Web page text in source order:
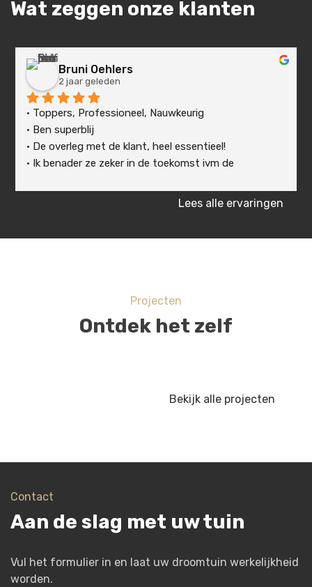
Wat zeggen onze klanten
Bruni Oehlers
2 jaar geleden
• Toppers, Professioneel, Nauwkeurig
• Ben superblij
• De overleg met de klant, heel essentieel!
• Ik benader ze zeker in de toekomst ivm de
Lees alle ervaringen
Projecten
Ontdek het zelf
Bekijk alle projecten
Contact
Aan de slag met uw tuin
Vul het formulier in en laat uw droomtuin werkelijkheid
worden.